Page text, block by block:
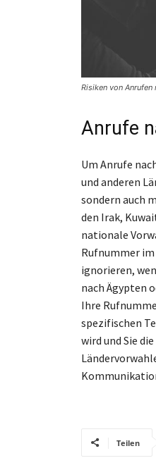
Risiken von
Anrufe
Um Anrufe
und anderen
sondern auch
den Irak,
nationale
Rufnummer
ignorieren,
nach Ägypten
Ihre
spezifischen
wird und Sie
Teilen